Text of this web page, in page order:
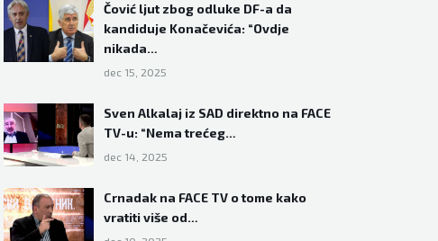
Čović ljut zbog odluke DF-a da
kandiduje Konačevića: “Ovdje
nikada…
dec 15, 2025
Sven Alkalaj iz SAD direktno na FACE
TV-u: “Nema trećeg…
dec 14, 2025
Crnadak na FACE TV o tome kako
vratiti više od…